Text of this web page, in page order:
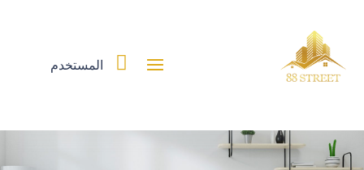
 المستخدم